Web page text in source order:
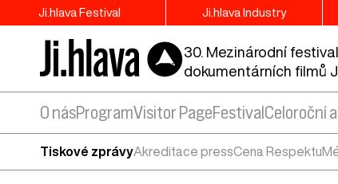
Ji.hlava Festival Ji.hlava Industry
30. Mezinárodní festival
dokumentárních filmů
O násProgramVisitor PageFestival Celoroční
Tiskové zprávyAkreditace pressCena Respektu